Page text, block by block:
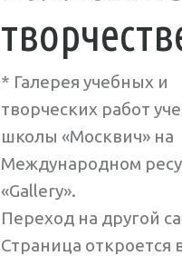
* Галерея учебных и
творческих работ
школы «Москвич» на
Международном
«Gallery».
Переход на другой
Страница откроется